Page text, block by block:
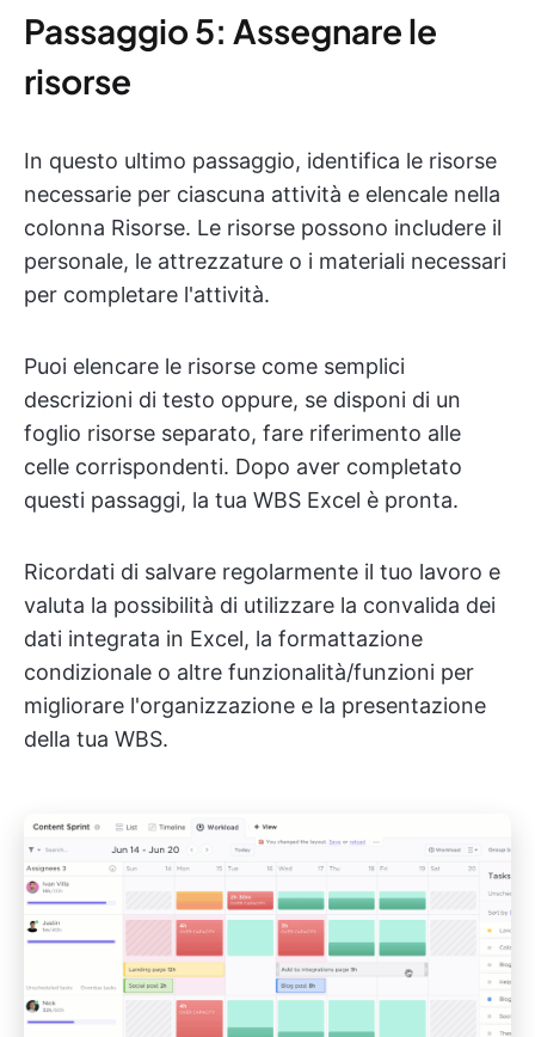
Passaggio 5: Assegnare le
risorse
In questo ultimo passaggio, identifica le risorse
necessarie per ciascuna attività e elencale nella
colonna Risorse. Le risorse possono includere il
personale, le attrezzature o i materiali necessari
per completare l'attività.
Puoi elencare le risorse come semplici
descrizioni di testo oppure, se disponi di un
foglio risorse separato, fare riferimento alle
celle corrispondenti. Dopo aver completato
questi passaggi, la tua WBS Excel è pronta.
Ricordati di salvare regolarmente il tuo lavoro e
valuta la possibilità di utilizzare la convalida dei
dati integrata in Excel, la formattazione
condizionale o altre funzionalità/funzioni per
migliorare l'organizzazione e la presentazione
della tua WBS.